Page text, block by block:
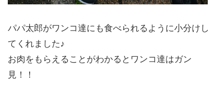
パパ太郎がワンコ達にも食べられるように小分けし
てくれました♪
お肉をもらえることがわかるとワンコ達はガン
見！！